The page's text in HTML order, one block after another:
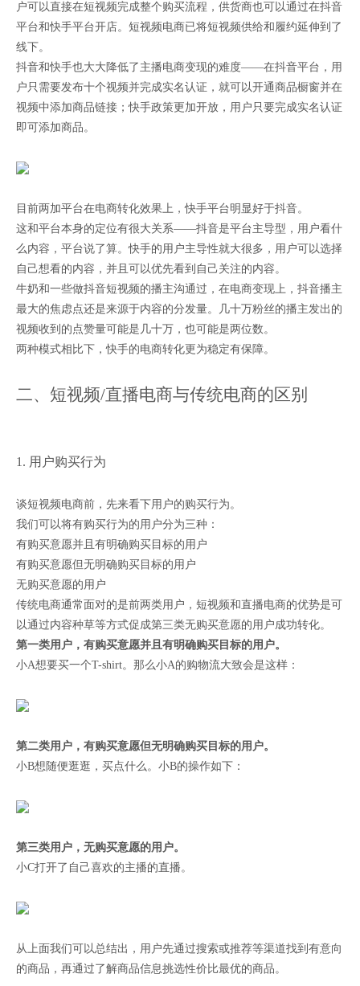
户可以直接在短视频完成整个购买流程，供货商也可以通过在抖音
平台和快手平台开店。短视频电商已将短视频供给和履约延伸到了
线下。
抖音和快手也大大降低了主播电商变现的难度——在抖音平台，用
户只需要发布十个视频并完成实名认证，就可以开通商品橱窗并在
视频中添加商品链接；快手政策更加开放，用户只要完成实名认证
即可添加商品。
目前两加平台在电商转化效果上，快手平台明显好于抖音。
这和平台本身的定位有很大关系——抖音是平台主导型，用户看什
么内容，平台说了算。快手的用户主导性就大很多，用户可以选择
自己想看的内容，并且可以优先看到自己关注的内容。
牛奶和一些做抖音短视频的播主沟通过，在电商变现上，抖音播主
最大的焦虑点还是来源于内容的分发量。几十万粉丝的播主发出的
视频收到的点赞量可能是几十万，也可能是两位数。
两种模式相比下，快手的电商转化更为稳定有保障。
二、短视频/直播电商与传统电商的区别
1. 用户购买行为
谈短视频电商前，先来看下用户的购买行为。
我们可以将有购买行为的用户分为三种：
有购买意愿并且有明确购买目标的用户
有购买意愿但无明确购买目标的用户
无购买意愿的用户
传统电商通常面对的是前两类用户，短视频和直播电商的优势是可
以通过内容种草等方式促成第三类无购买意愿的用户成功转化。
第一类用户，有购买意愿并且有明确购买目标的用户。
小A想要买一个T-shirt。那么小A的购物流大致会是这样：
第二类用户，有购买意愿但无明确购买目标的用户。
小B想随便逛逛，买点什么。小B的操作如下：
第三类用户，无购买意愿的用户。
小C打开了自己喜欢的主播的直播。
从上面我们可以总结出，用户先通过搜索或推荐等渠道找到有意向
的商品，再通过了解商品信息挑选性价比最优的商品。